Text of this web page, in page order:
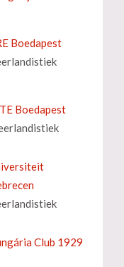
Boedapest
Boedapest
Club 1929